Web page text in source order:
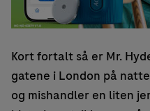
Kort fortalt så er Mr.
gatene i London på
og mishandler en liten